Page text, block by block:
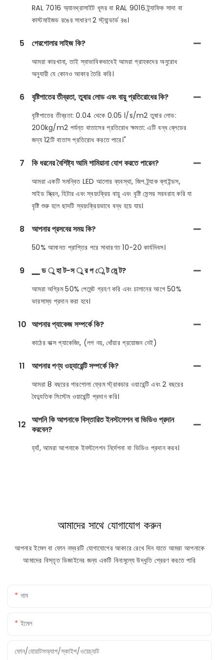
RAL 7016 অ্যানথ্রাসাইট ধূসর বা RAL 9016 ট্র্যাফিক সাদা বা
কাস্টমাইজড রঙের সাধারণ 2 স্ট্যান্ডার্ড রঙ।
5 পেরগোলার সাইজ কি?
আমরা কারখানা, তাই স্বাভাবিকভাবেই আমরা গ্রাহকদের অনুরোধ
অনুযায়ী যে কোনও আকার তৈরি করি।
6 বৃষ্টিপাতের তীব্রতা, তুষার লোড এবং বায়ু প্রতিরোধের কি?
বৃষ্টিপাতের তীব্রতা: 0.04 থেকে 0.05 l/s/m2 তুষার লোড:
200kg/m2 পর্যন্ত বাতাসের প্রতিরোধ ক্ষমতা: এটি বন্ধ ব্লেডের
জন্য 12টি বাতাস প্রতিরোধ করতে পারে।"
7 কি ধরনের বৈশিষ্ট্য আমি শামিয়ানা যোগ করতে পারেন?
আমরা একটি সমন্বিত LED আলোর ব্যবস্থা, জিপ ট্র্যাক ব্লাইন্ডস,
সাইড স্ক্রিন, হিটার এবং স্বয়ংক্রিয় বায়ু এবং বৃষ্টি সেন্সর সরবরাহ করি যা
বৃষ্টি শুরু হলে ছাদটি স্বয়ংক্রিয়ভাবে বন্ধ হয়ে যায়।
8 আপনার প্রসবের সময় কি?
50% আমানত প্রাপ্তির পরে সাধারণত 10-20 কার্যদিবস।
9 ▁ ড ু হা ট-স ু র প ে ন্ট মে ন্ট?
আমরা অগ্রিম 50% পেমেন্ট গ্রহণ করি এবং চালানের আগে 50%
ভারসাম্য প্রদান করা হবে।
10 আপনার প্যাকেজ সম্পর্কে কি?
কাঠের বাক্স প্যাকেজিং, (লগ নয়, ধোঁয়ার প্রয়োজন নেই)
11 আপনার পণ্য ওয়্যারেন্টি সম্পর্কে কি?
আমরা 8 বছরের পারগোলা ফ্রেম স্ট্রাকচার ওয়ারেন্টি এবং 2 বছরের
বৈদ্যুতিক সিস্টেম ওয়ারেন্টি প্রদান করি।
12 আপনি কি আপনাকে বিস্তারিত ইনস্টলেশন বা ভিডিও প্রদান
করবেন?
হ্যাঁ, আমরা আপনাকে ইনস্টলেশন নির্দেশনা বা ভিডিও প্রদান করব।
আমাদের সাথে যোগাযোগ করুন
আপনার ইমেল বা ফোন নম্বরটি যোগাযোগের আকারে রেখে দিন যাতে আমরা আপনাকে
আমাদের বিস্তৃত ডিজাইনের জন্য একটি বিনামূল্যে উদ্ধৃতি প্রেরণ করতে পারি
নাম
ইমেল
ফোন/হোয়াটসঅ্যাপ/স্কাইপ/ওয়েচ্যাট